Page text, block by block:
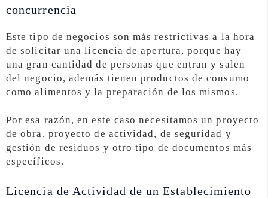
concurrencia
Este tipo de negocios son más restrictivas a la hora
de solicitar una licencia de apertura, porque hay
una gran cantidad de personas que entran y salen
del negocio, además tienen productos de consumo
como alimentos y la preparación de los mismos.
Por esa razón, en este caso necesitamos un proyecto
de obra, proyecto de actividad, de seguridad y
gestión de residuos y otro tipo de documentos más
específicos.
Licencia de Actividad de un Establecimiento